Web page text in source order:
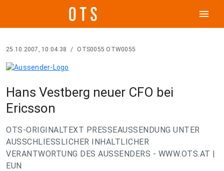
menu
25.10.2007, 10:04:38 / OTS0055 OTW0055
Hans Vestberg neuer CFO bei
Ericsson
OTS-ORIGINALTEXT PRESSEAUSSENDUNG UNTER
AUSSCHLIESSLICHER INHALTLICHER
VERANTWORTUNG DES AUSSENDERS - WWW.OTS.AT |
EUN